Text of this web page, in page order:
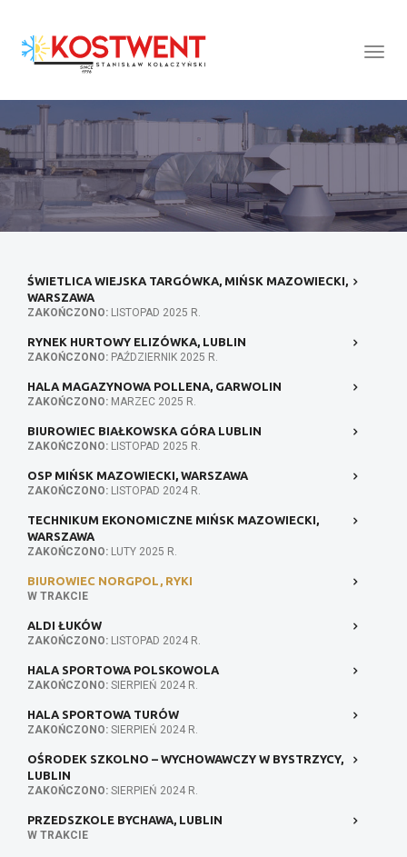
ŚWIETLICA WIEJSKA TARGÓWKA, MIŃSK MAZOWIECKI,
WARSZAWA
ZAKOŃCZONO: LISTOPAD 2025 R.
RYNEK HURTOWY ELIZÓWKA, LUBLIN
ZAKOŃCZONO: PAŹDZIERNIK 2025 R.
HALA MAGAZYNOWA POLLENA, GARWOLIN
ZAKOŃCZONO: MARZEC 2025 R.
BIUROWIEC BIAŁKOWSKA GÓRA LUBLIN
ZAKOŃCZONO: LISTOPAD 2025 R.
OSP MIŃSK MAZOWIECKI, WARSZAWA
ZAKOŃCZONO: LISTOPAD 2024 R.
TECHNIKUM EKONOMICZNE MIŃSK MAZOWIECKI,
WARSZAWA
ZAKOŃCZONO: LUTY 2025 R.
BIUROWIEC NORGPOL, RYKI
W TRAKCIE
ALDI ŁUKÓW
ZAKOŃCZONO: LISTOPAD 2024 R.
HALA SPORTOWA POLSKOWOLA
ZAKOŃCZONO: SIERPIEŃ 2024 R.
HALA SPORTOWA TURÓW
ZAKOŃCZONO: SIERPIEŃ 2024 R.
OŚRODEK SZKOLNO – WYCHOWAWCZY W BYSTRZYCY,
LUBLIN
ZAKOŃCZONO: SIERPIEŃ 2024 R.
PRZEDSZKOLE BYCHAWA, LUBLIN
W TRAKCIE